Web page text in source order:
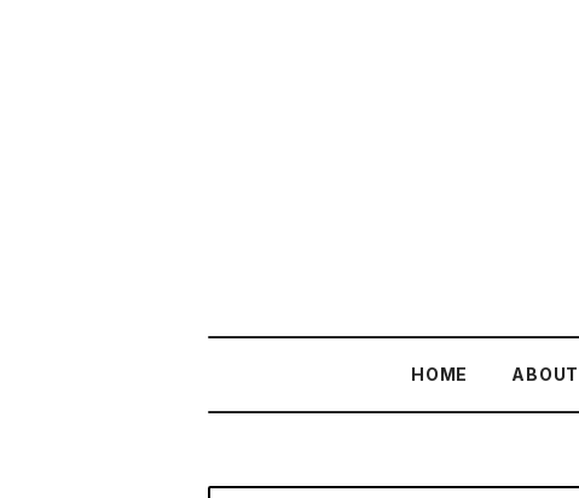
HOME ABOUT